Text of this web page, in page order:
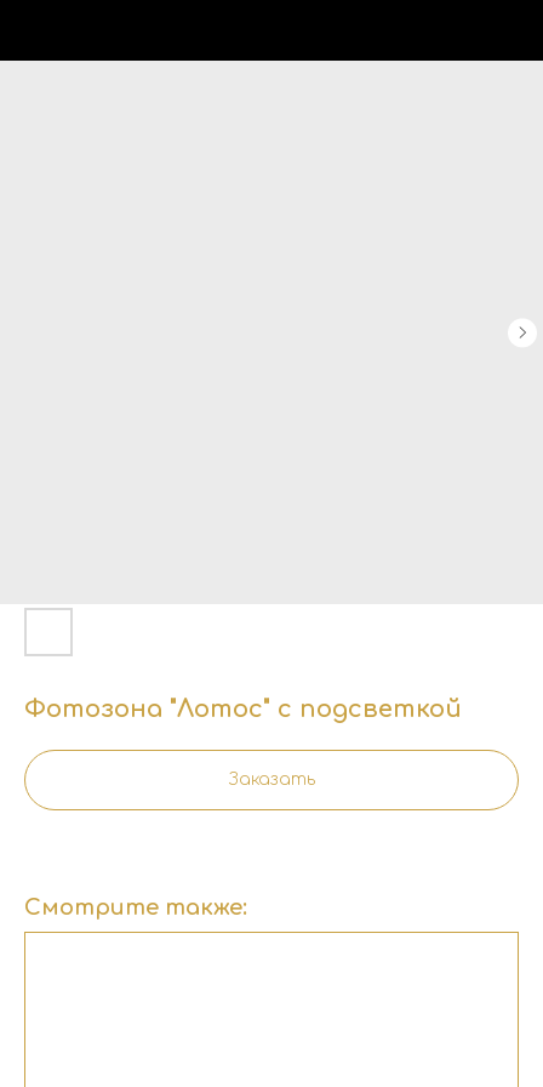
Фотозона "Лотос" с подсветкой
Заказать
Смотрите также: